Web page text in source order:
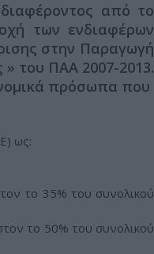
από το
των ενδιαφέρων
στην Παραγωγή
» του ΠΑΑ 2007-2013.
πρόσωπα που
ως:
το 35% του συνολικού
το 50% του συνολικού